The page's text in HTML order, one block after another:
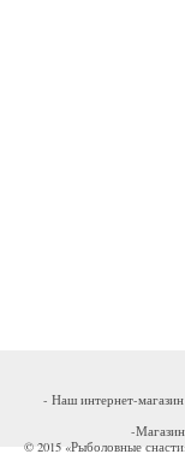
- Наш интернет-
-
© 2015 «Рыболовные